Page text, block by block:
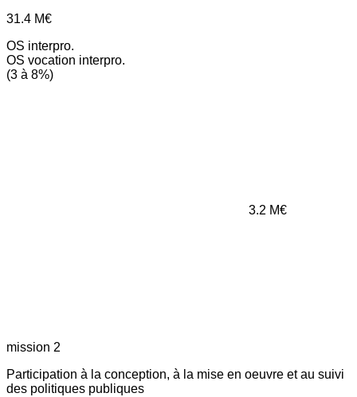
31.4 M€
OS interpro.
OS vocation interpro.
(3 à 8%)
3.2 M€
mission 2
Participation à la conception, à la mise en oeuvre et au suivi
des politiques publiques